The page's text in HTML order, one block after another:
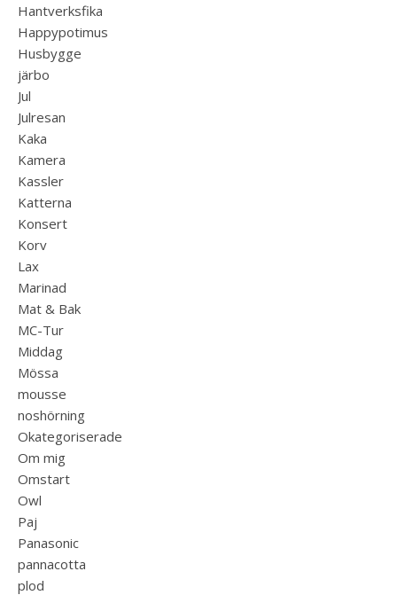
Hantverksfika
Happypotimus
Husbygge
järbo
Jul
Julresan
Kaka
Kamera
Kassler
Katterna
Konsert
Korv
Lax
Marinad
Mat & Bak
MC-Tur
Middag
Mössa
mousse
noshörning
Okategoriserade
Om mig
Omstart
Owl
Paj
Panasonic
pannacotta
plod